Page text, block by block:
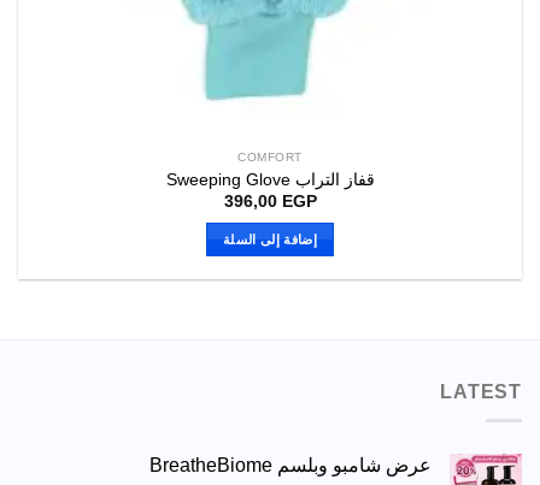
COMFORT
قفاز التراب Sweeping Glove
396,00 EGP
إضافة إلى السلة
LATEST
عرض شامبو وبلسم BreatheBiome